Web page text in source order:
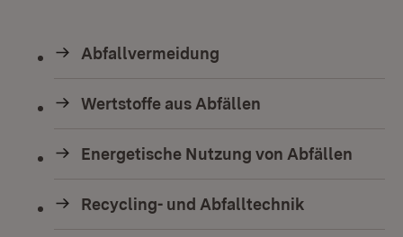
Abfallvermeidung
Wertstoffe aus Abfällen
Energetische Nutzung von Abfällen
Recycling- und Abfalltechnik